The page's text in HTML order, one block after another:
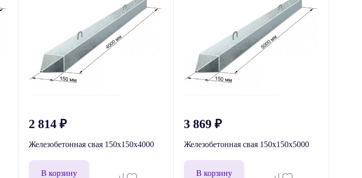
2 814₽
Железобетонная свая 150x150x4000
В корзину
3 869 ₽
Железобетонная свая 150x150x5000
В корзину